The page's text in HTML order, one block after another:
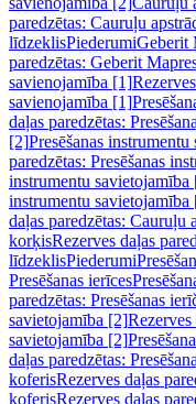
paredzētas: Cauruļu
līdzeklisPiederumiGeberit
paredzētas: Geberit
savienojamība [1]
savienojamība [1]
daļas paredzētas:
[2]Presēšanas
paredzētas: Presēšanas
instrumentu savietojamība
instrumentu savietojamība
daļas paredzētas: Cauruļu
korķisRezerves daļas
līdzeklisPiederumi
Presēšanas ierīces
paredzētas: Presēšanas
savietojamība [2]Rezerves
savietojamība [2]
daļas paredzētas:
koferisRezerves daļas
koferisRezerves daļas